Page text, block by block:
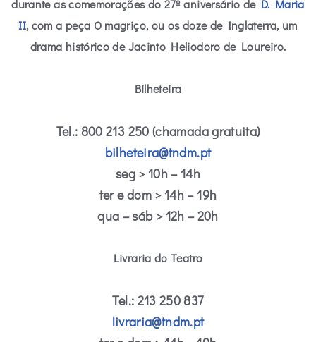
durante as comemorações do 27º aniversário de D. Maria
II, com a peça O magriço, ou os doze de Inglaterra, um
drama histórico de Jacinto Heliodoro de Loureiro.
Bilheteira
Tel.: 800 213 250 (chamada gratuita)
bilheteira@tndm.pt
seg > 10h – 14h
ter e dom > 14h – 19h
qua – sáb > 12h – 20h
Livraria do Teatro
Tel.: 213 250 837
livraria@tndm.pt